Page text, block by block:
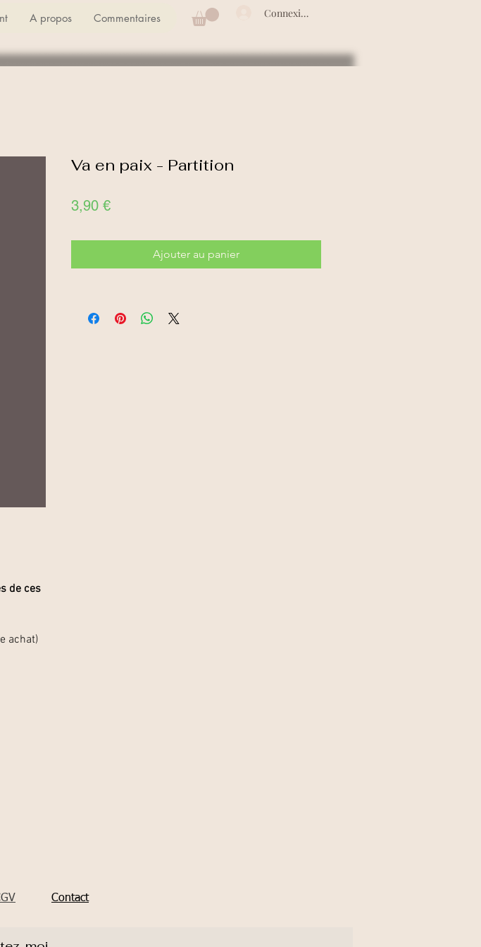
A propos Commentaires Connexion/inscription
de ces
achat)
Va en paix - Partition
3,90 €Prix
Ajouter au panier
Contact